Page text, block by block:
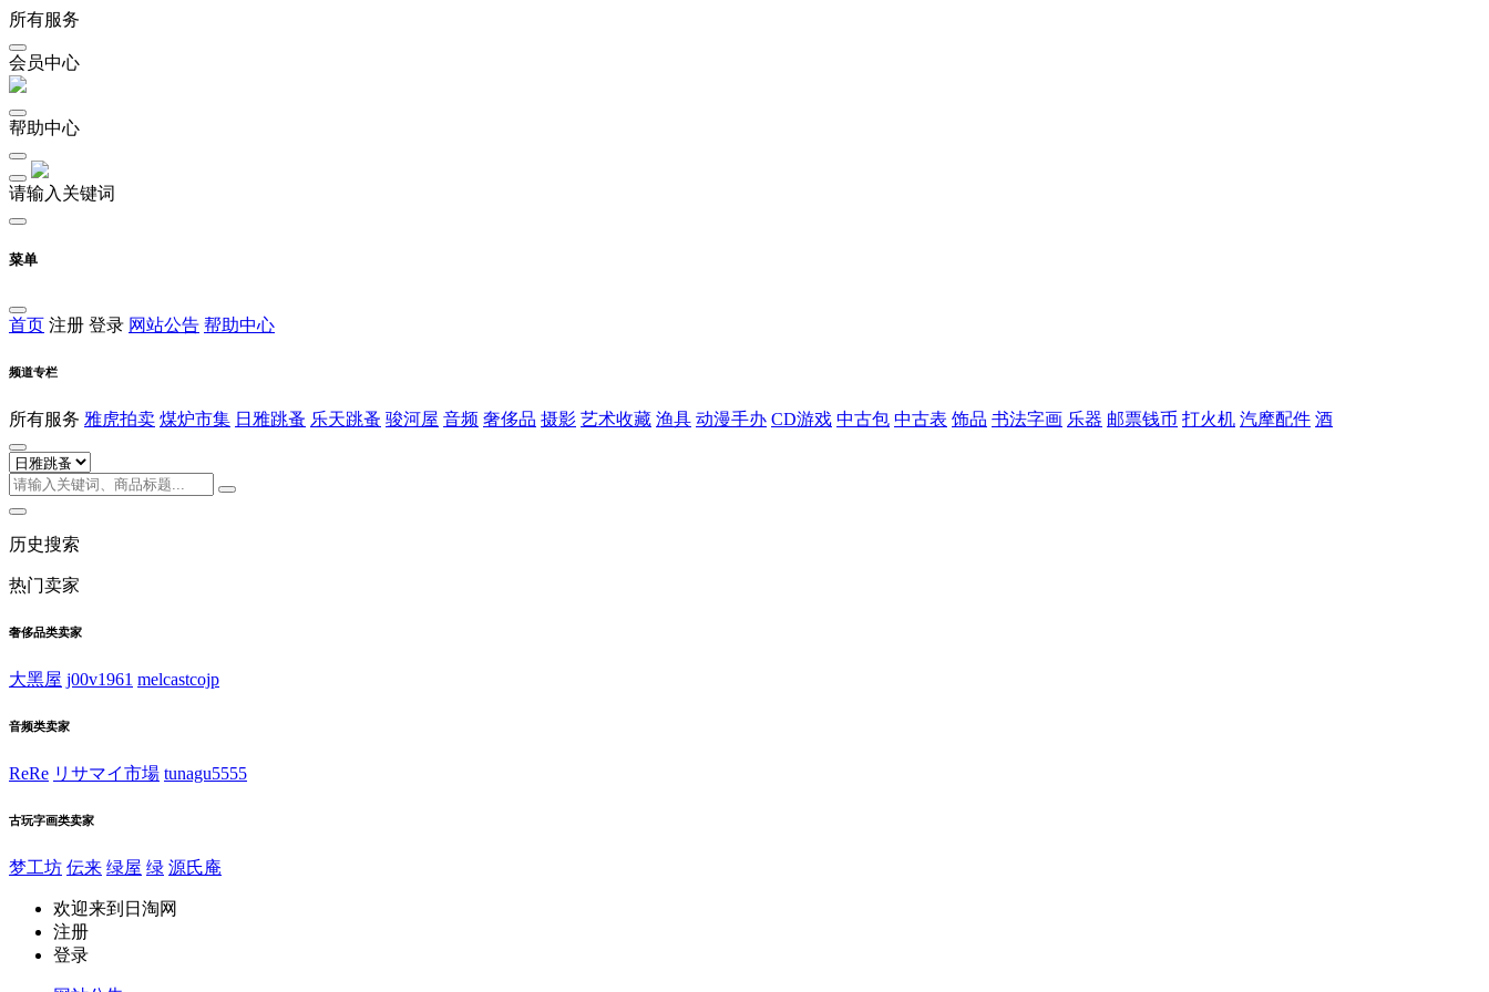
所有服务
会员中心
帮助中心
请输入关键词
菜单
首页 注册 登录 网站公告 帮助中心
频道专栏
所有服务 雅虎拍卖 煤炉市集 日雅跳蚤 乐天跳蚤 骏河屋 音频 奢侈品 摄影 艺术收藏 渔具 动漫手办 CD游戏 中古包 中古表 饰品 书法字画 乐器 邮票钱币 打火机 汽摩配件 酒
历史搜索
热门卖家
奢侈品类卖家
大黑屋 j00v1961 melcastcojp
音频类卖家
ReRe リサマイ市場 tunagu5555
古玩字画类卖家
梦工坊 伝来 绿屋 绿 源氏庵
欢迎来到日淘网
注册
登录